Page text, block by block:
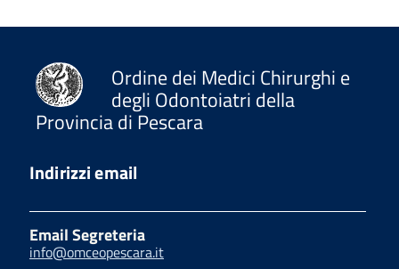
Ordine dei Medici Chirurghi e
degli Odontoiatri della
Provincia di Pescara
Indirizzi email
Email Segreteria
info@omceopescara.it